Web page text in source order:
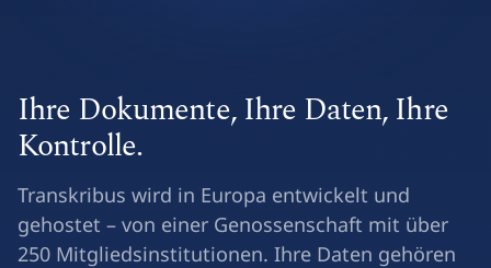
Ihre Dokumente, Ihre Daten, Ihre
Kontrolle.
Transkribus wird in Europa entwickelt und
gehostet – von einer Genossenschaft mit über
250 Mitgliedsinstitutionen. Ihre Daten gehören